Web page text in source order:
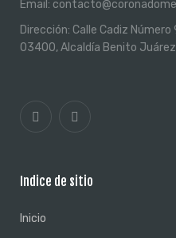
Email:
Dirección: Calle Cadiz Número
03400, Alcaldía Benito Juárez
Indice de sitio
Inicio